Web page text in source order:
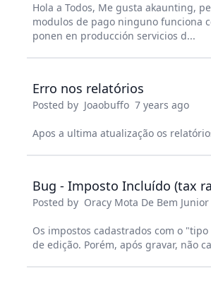
Hola a Todos, Me gusta akaunting,
modulos de pago ninguno funciona
ponen en producción servicios d...
Erro nos relatórios
Posted by Joaobuffo 7 years ago
Apos a ultima atualização os
Bug - Imposto Incluído (tax
Posted by Oracy Mota De Bem Junior
Os impostos cadastrados com o
de edição. Porém, após gravar, não